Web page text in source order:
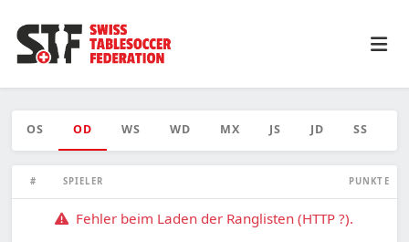
OS OD WS WD MX JS JD SS
# SPIELER PUNKTE
Fehler beim Laden der Ranglisten (HTTP ?).